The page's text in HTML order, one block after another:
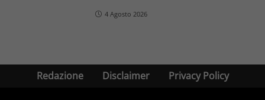
4 Agosto 2026
Redazione Disclaimer Privacy Policy